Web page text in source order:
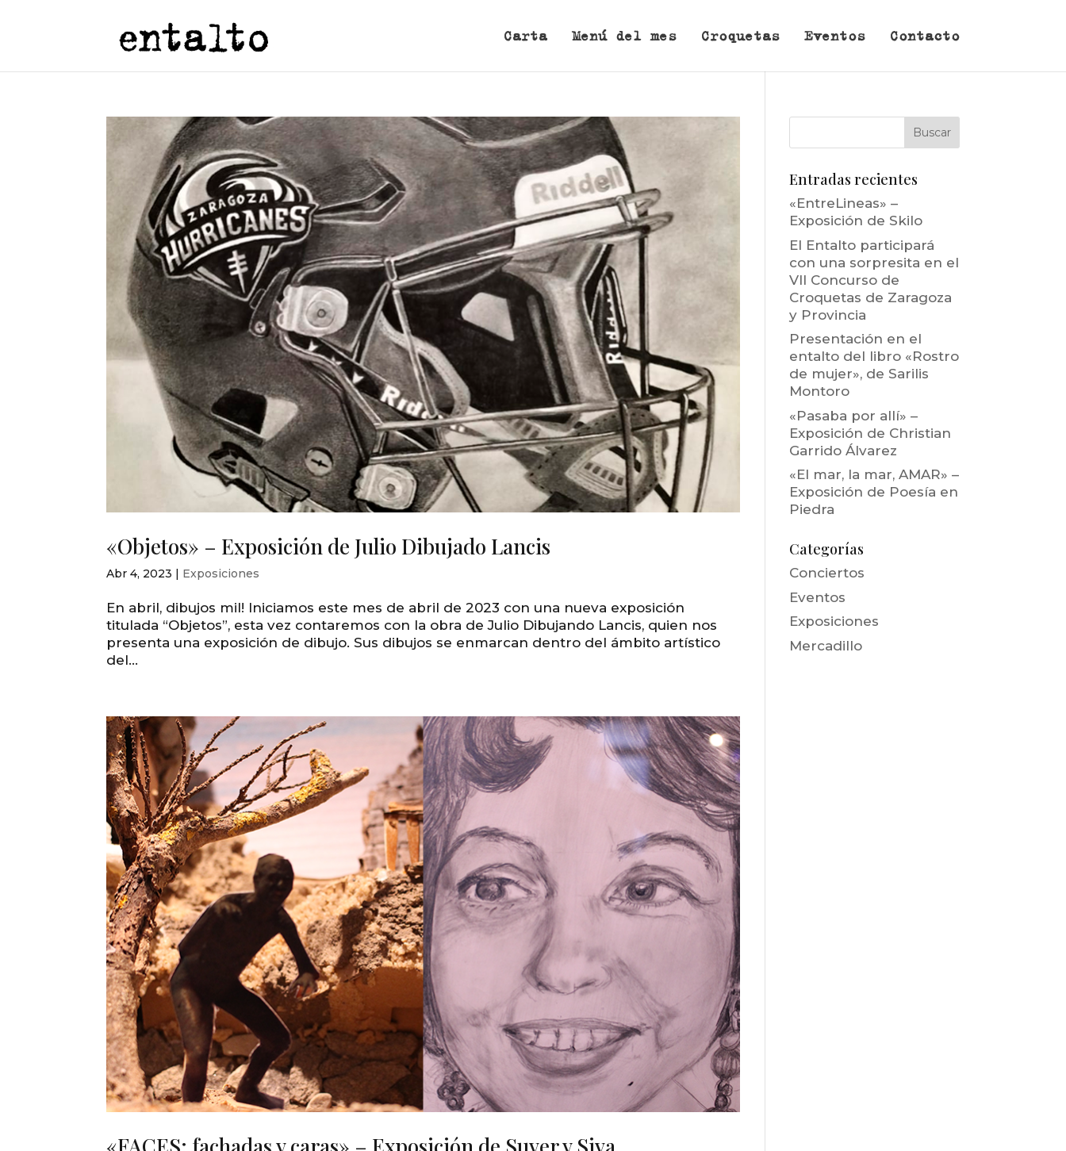
Carta Menú del mes Croquetas Eventos Contacto
«Objetos» – Exposición de Julio Dibujado Lancis
Abr 4, 2023 | Exposiciones
En abril, dibujos mil! Iniciamos este mes de abril de 2023 con una nueva exposición
titulada “Objetos”, esta vez contaremos con la obra de Julio Dibujando Lancis, quien nos
presenta una exposición de dibujo. Sus dibujos se enmarcan dentro del ámbito artístico
del...
Entradas recientes
«EntreLineas» –
Exposición de Skilo
El Entalto participará
con una sorpresita en el
VII Concurso de
Croquetas de Zaragoza
y Provincia
Presentación en el
entalto del libro «Rostro
de mujer», de Sarilis
Montoro
«Pasaba por allí» –
Exposición de Christian
Garrido Álvarez
«El mar, la mar, AMAR» –
Exposición de Poesía en
Piedra
Categorías
Conciertos
Eventos
Exposiciones
Mercadillo